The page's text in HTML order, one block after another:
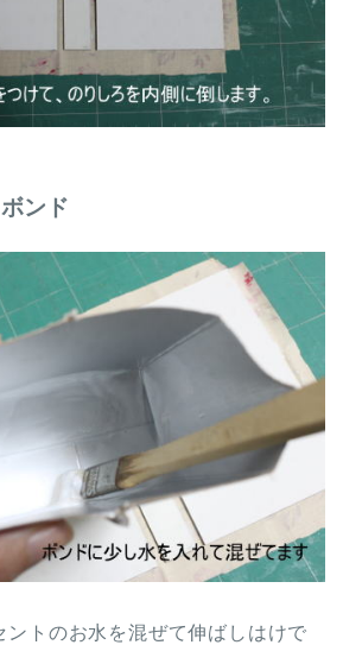
ンド
ントのお水を混ぜて伸ばしはけで